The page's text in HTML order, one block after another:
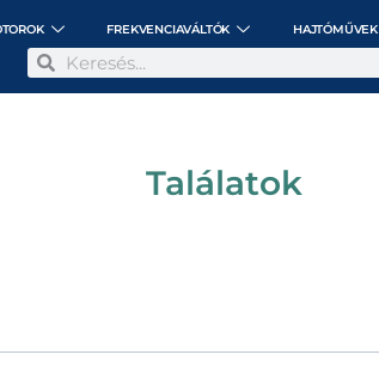
FREKVENCIAVÁLTÓK HAJTÓMŰVEK
Találatok